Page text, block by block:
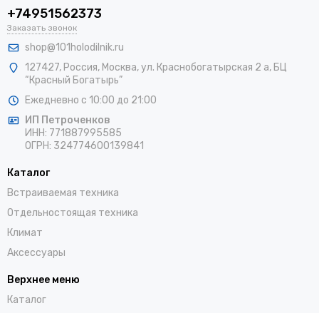
+74951562373
Заказать звонок
shop@101holodilnik.ru
127427, Россия, Москва,ул. Краснобогатырская 2 а, БЦ
“Красный Богатырь”
Ежедневно с 10:00 до 21:00
ИП Петроченков
ИНН: 771887995585
ОГРН: 324774600139841
Каталог
Встраиваемая техника
Отдельностоящая техника
Климат
Аксессуары
Верхнее меню
Каталог